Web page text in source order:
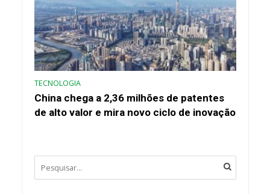
TECNOLOGIA
China chega a 2,36 milhões de patentes
de alto valor e mira novo ciclo de inovação